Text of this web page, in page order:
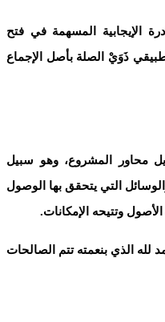
الإيجابية المسهمة في فتح
ذَوَيْ الصلة بأصل الإجماع
محاور المشروع، وهو سبيل
التي يتحقق بها الوصول
وتتيحه الإمكانات.
لله الذي بنعمته تتم الصالحات